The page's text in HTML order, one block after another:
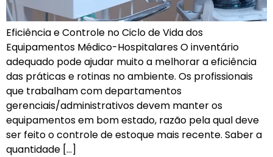
Eficiência e Controle no Ciclo de Vida dos
Equipamentos Médico-Hospitalares O inventário
adequado pode ajudar muito a melhorar a eficiência
das práticas e rotinas no ambiente. Os profissionais
que trabalham com departamentos
gerenciais/administrativos devem manter os
equipamentos em bom estado, razão pela qual deve
ser feito o controle de estoque mais recente. Saber a
quantidade […]